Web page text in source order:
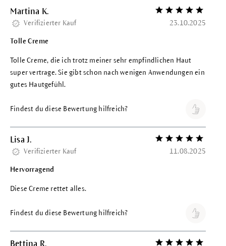
Martina K. Bewertung mit 5
Verifizierter Kauf 23.10.2025
Tolle Creme
Tolle Creme, die ich trotz meiner sehr empfindlichen Haut
super vertrage. Sie gibt schon nach wenigen Anwendungen ein
gutes Hautgefühl.
Findest du diese Bewertung hilfreich?
Lisa J. Bewertung mit 5
Verifizierter Kauf 11.08.2025
Hervorragend
Diese Creme rettet alles.
Findest du diese Bewertung hilfreich?
Bettina R.